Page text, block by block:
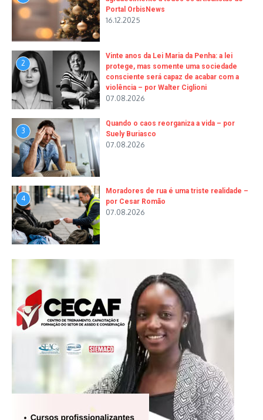
Portal OrbisNews
16.12.2025
2
Vinte anos da Lei Maria da Penha: a lei
protege, mas somente uma sociedade
consciente será capaz de acabar com a
violência – por Walter Ciglioni
07.08.2026
3
Quando o caos reorganiza a vida – por
Suely Buriasco
07.08.2026
4
Moradores de rua é uma triste realidade –
por Cesar Romão
07.08.2026